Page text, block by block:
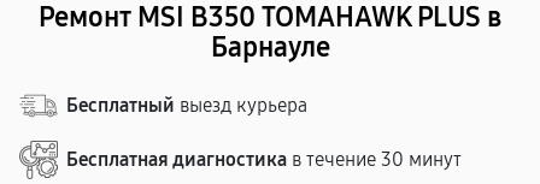
Ремонт MSI B350 TOMAHAWK PLUS в
Барнауле
Бесплатный выезд курьера
Бесплатная диагностика в течение 30 минут